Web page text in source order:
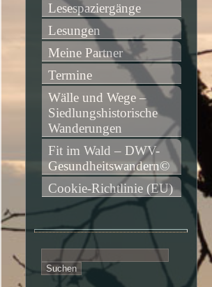
Lesespaziergänge
Lesungen
Meine Partner
Termine
Wälle und Wege –
Siedlungshistorische
Wanderungen
Fit im Wald – DWV-
Gesundheitswandern©
Cookie-Richtlinie (EU)
nach: